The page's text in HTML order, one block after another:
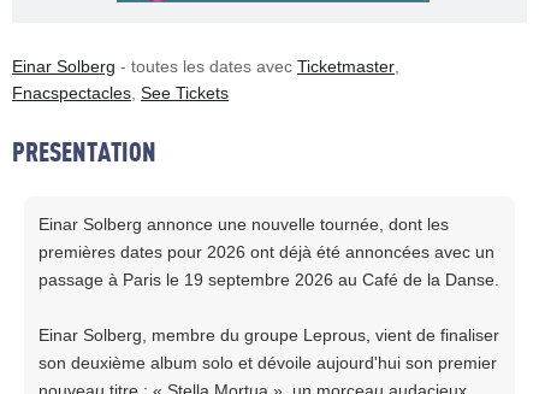
Einar Solberg - toutes les dates avec Ticketmaster,
Fnacspectacles, See Tickets
PRESENTATION
Einar Solberg annonce une nouvelle tournée, dont les
premières dates pour 2026 ont déjà été annoncées avec un
passage à Paris le 19 septembre 2026 au Café de la Danse.
Einar Solberg, membre du groupe Leprous, vient de finaliser
son deuxième album solo et dévoile aujourd'hui son premier